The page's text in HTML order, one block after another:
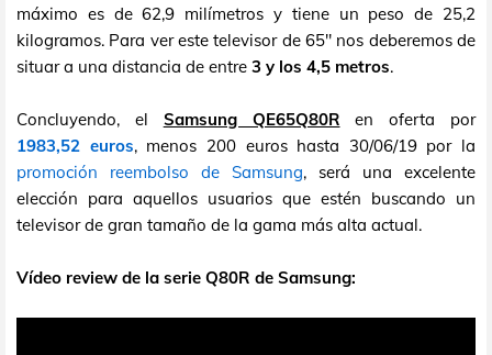
máximo es de 62,9 milímetros y tiene un peso de 25,2
kilogramos. Para ver este televisor de 65" nos deberemos de
situar a una distancia de entre 3 y los 4,5 metros.
Concluyendo, el Samsung QE65Q80R en oferta por
1983,52 euros, menos 200 euros hasta 30/06/19 por la
promoción reembolso de Samsung, será una excelente
elección para aquellos usuarios que estén buscando un
televisor de gran tamaño de la gama más alta actual.
Vídeo review de la serie Q80R de Samsung: